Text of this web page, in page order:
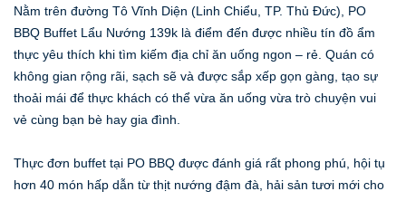
Nằm trên đường Tô Vĩnh Diện (Linh Chiểu, TP. Thủ Đức), PO
BBQ Buffet Lẩu Nướng 139k là điểm đến được nhiều tín đồ ẩm
thực yêu thích khi tìm kiếm địa chỉ ăn uống ngon – rẻ. Quán có
không gian rộng rãi, sạch sẽ và được sắp xếp gọn gàng, tạo sự
thoải mái để thực khách có thể vừa ăn uống vừa trò chuyện vui
vẻ cùng bạn bè hay gia đình.
Thực đơn buffet tại PO BBQ được đánh giá rất phong phú, hội tụ
hơn 40 món hấp dẫn từ thịt nướng đậm đà, hải sản tươi mới cho